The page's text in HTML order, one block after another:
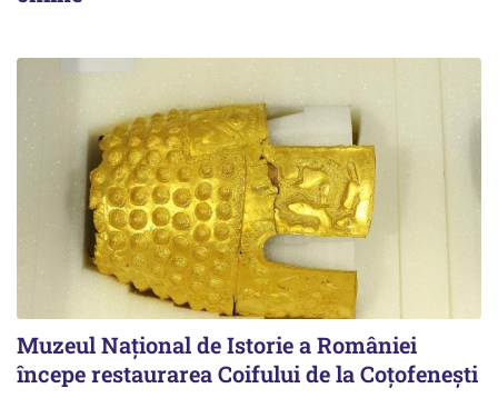
Muzeul Național de Istorie a României
începe restaurarea Coifului de la Coțofenești